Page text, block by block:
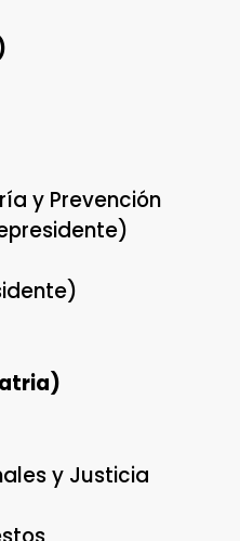
y Prevención
y Justicia